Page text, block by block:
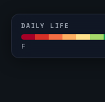
DAILY LIFE
F